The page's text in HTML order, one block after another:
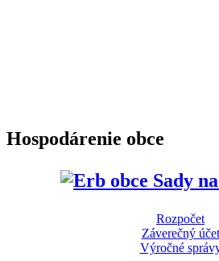
Hospodárenie obce
Rozpočet
Záverečný účet
Výročné